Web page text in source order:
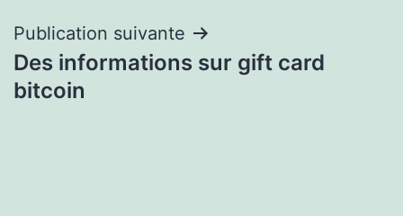
Publication suivante
Des informations sur gift card
bitcoin